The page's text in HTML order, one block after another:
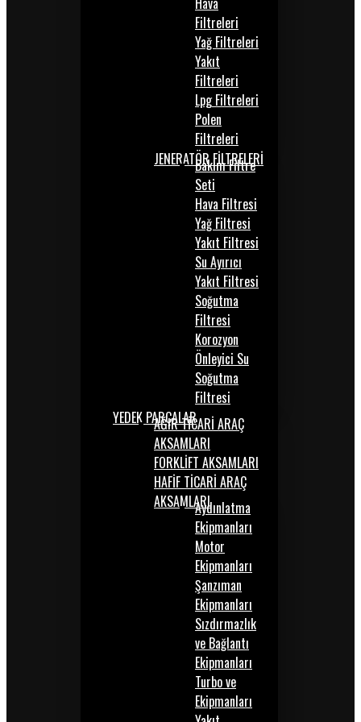
Filtreleri
Yağ Filtreleri
Yakıt
Filtreleri
Lpg Filtreleri
Polen
Filtreleri
JENERATÖR FİLTRELERİ
Bakım Filtre
Seti
Hava Filtresi
Yağ Filtresi
Yakıt Filtresi
Su Ayırıcı
Yakıt Filtresi
Soğutma
Filtresi
Korozyon
Önleyici Su
Soğutma
Filtresi
YEDEK PARÇALARAĞIR TİCARİ ARAÇ
AKSAMLARI
FORKLİFT AKSAMLARI
HAFİF TİCARİ ARAÇ
AKSAMLARIAydınlatma
Ekipmanları
Motor
Ekipmanları
Şanzıman
Ekipmanları
Sızdırmazlık
ve Bağlantı
Ekipmanları
Turbo ve
Ekipmanları